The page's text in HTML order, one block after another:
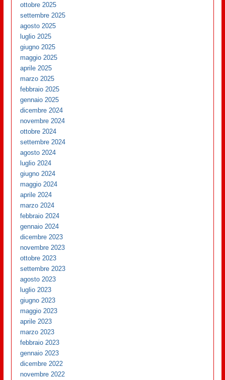
ottobre 2025
settembre 2025
agosto 2025
luglio 2025
giugno 2025
maggio 2025
aprile 2025
marzo 2025
febbraio 2025
gennaio 2025
dicembre 2024
novembre 2024
ottobre 2024
settembre 2024
agosto 2024
luglio 2024
giugno 2024
maggio 2024
aprile 2024
marzo 2024
febbraio 2024
gennaio 2024
dicembre 2023
novembre 2023
ottobre 2023
settembre 2023
agosto 2023
luglio 2023
giugno 2023
maggio 2023
aprile 2023
marzo 2023
febbraio 2023
gennaio 2023
dicembre 2022
novembre 2022